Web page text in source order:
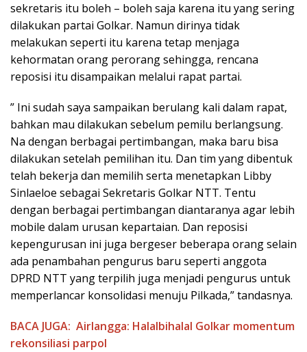
sekretaris itu boleh – boleh saja karena itu yang sering
dilakukan partai Golkar. Namun dirinya tidak
melakukan seperti itu karena tetap menjaga
kehormatan orang perorang sehingga, rencana
reposisi itu disampaikan melalui rapat partai.
” Ini sudah saya sampaikan berulang kali dalam rapat,
bahkan mau dilakukan sebelum pemilu berlangsung.
Na dengan berbagai pertimbangan, maka baru bisa
dilakukan setelah pemilihan itu. Dan tim yang dibentuk
telah bekerja dan memilih serta menetapkan Libby
Sinlaeloe sebagai Sekretaris Golkar NTT. Tentu
dengan berbagai pertimbangan diantaranya agar lebih
mobile dalam urusan kepartaian. Dan reposisi
kepengurusan ini juga bergeser beberapa orang selain
ada penambahan pengurus baru seperti anggota
DPRD NTT yang terpilih juga menjadi pengurus untuk
memperlancar konsolidasi menuju Pilkada,” tandasnya.
BACA JUGA: Airlangga: Halalbihalal Golkar momentum
rekonsiliasi parpol